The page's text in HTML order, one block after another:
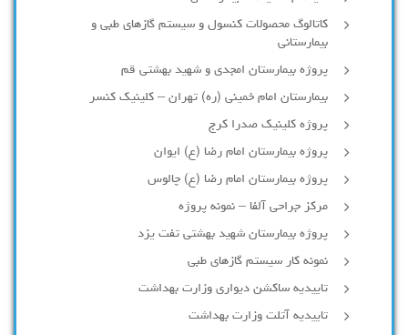
کاتالوگ محصولات کنسول و سیستم گازهای طبی و
بیمارستانی
پروژه بیمارستان امجدی و شهید بهشتی قم
بیمارستان امام خمینی (ره) تهران – کلینیک کنسر
پروژه کلینیک صدرا کرج
پروژه بیمارستان امام رضا (ع) ایوان
پروژه بیمارستان امام رضا (ع) چالوس
مرکز جراحی آلفا – نمونه پروژه
پروژه بیمارستان شهید بهشتی تفت یزد
نمونه کار سیستم گازهای طبی
تاییدیه ساکشن دیواری وزارت بهداشت
تاییدیه آتلت وزارت بهداشت